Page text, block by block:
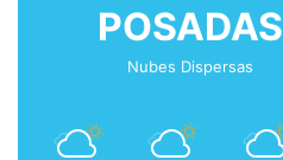
POSADAS
Nubes Dispersas